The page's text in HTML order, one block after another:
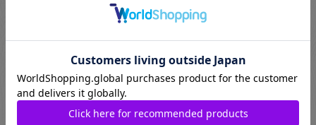
(お子様食器に関してはギフト用・ご自宅用問わず、紙箱(無料)
に入れてのお届けとなります(ギフト用はその上から包装紙にて
ラッピング)) お箸用の無料のラッピングは、箸袋に入れるタイ
プのものになります。
お箸用のギフトボックスをご注文いただいた方は、￥440-(税別)
でさらに風呂敷でのラッピングもご指定いただけます。日本の
伝統的な贈り物のスタイルで、お箸のプレゼントにぴったりな